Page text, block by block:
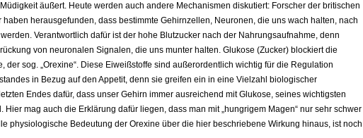
äußert. Heute werden auch andere Mechanismen diskutiert: Forscher der britischen
haben herausgefunden, dass bestimmte Gehirnzellen, Neuronen, die uns wach halten, nach
Verantwortlich dafür ist der hohe Blutzucker nach der Nahrungsaufnahme, denn
von neuronalen Signalen, die uns munter halten. Glukose (Zucker) blockiert die
der sog. „Orexine“. Diese Eiweißstoffe sind außerordentlich wichtig für die Regulation
in Bezug auf den Appetit, denn sie greifen ein in eine Vielzahl biologischer
Endes dafür, dass unser Gehirn immer ausreichend mit Glukose, seines wichtigsten
Hier mag auch die Erklärung dafür liegen, dass man mit „hungrigem Magen“ nur sehr schwer
physiologische Bedeutung der Orexine über die hier beschriebene Wirkung hinaus, ist noch